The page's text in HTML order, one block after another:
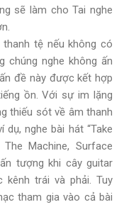
sẽ làm cho Tai nghe
tệ nếu không có
chúng nghe không ấn
đề này được kết hợp
ồn. Với sự im lặng
thiếu sót về âm thanh
nghe bài hát “Take
Machine, Surface
tượng khi cây guitar
trái và phải. Tuy
tham gia vào cả bài